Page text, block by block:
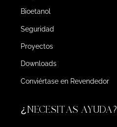
Bioetanol
Seguridad
Proyectos
Downloads
Conviértase en Revendedor
¿NECESITAS AYUDA?